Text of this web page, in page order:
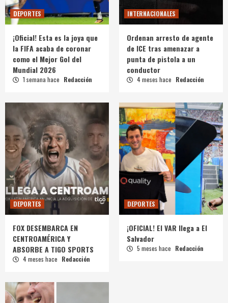
DEPORTES
¡Oficial! Esta es la joya que
la FIFA acaba de coronar
como el Mejor Gol del
Mundial 2026
1 semana hace Redacción
INTERNACIONALES
Ordenan arresto de agente
de ICE tras amenazar a
punta de pistola a un
conductor
4 meses hace Redacción
DEPORTES
FOX DESEMBARCA EN
CENTROAMÉRICA Y
ABSORBE A TIGO SPORTS
4 meses hace Redacción
DEPORTES
¡OFICIAL! El VAR llega a El
Salvador
5 meses hace Redacción